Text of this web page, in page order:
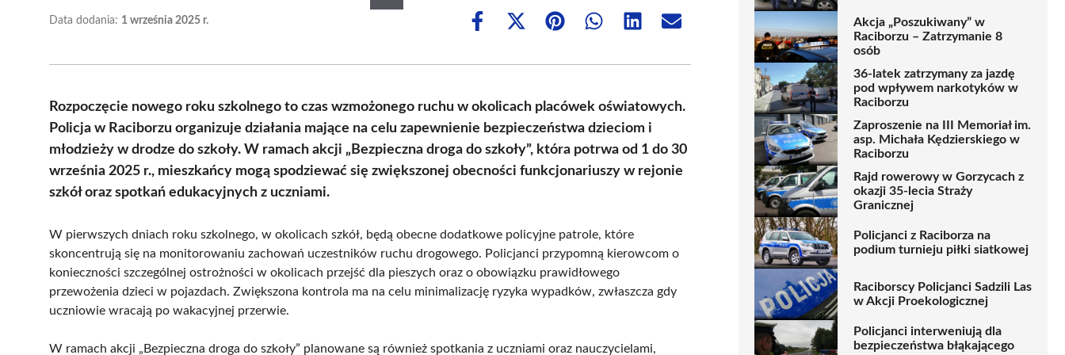
Data dodania: 1 września 2025 r.
Share
Share
(Twitter)
Share Share Share Share
Rozpoczęcie nowego roku szkolnego to czas wzmożonego ruchu w okolicach placówek oświatowych.
Policja w Raciborzu organizuje działania mające na celu zapewnienie bezpieczeństwa dzieciom i
młodzieży w drodze do szkoły. W ramach akcji „Bezpieczna droga do szkoły”, która potrwa od 1 do 30
września 2025 r., mieszkańcy mogą spodziewać się zwiększonej obecności funkcjonariuszy w rejonie
szkół oraz spotkań edukacyjnych z uczniami.
W pierwszych dniach roku szkolnego, w okolicach szkół, będą obecne dodatkowe policyjne patrole, które
skoncentrują się na monitorowaniu zachowań uczestników ruchu drogowego. Policjanci przypomną kierowcom o
konieczności szczególnej ostrożności w okolicach przejść dla pieszych oraz o obowiązku prawidłowego
przewożenia dzieci w pojazdach. Zwiększona kontrola ma na celu minimalizację ryzyka wypadków, zwłaszcza gdy
uczniowie wracają po wakacyjnej przerwie.
W ramach akcji „Bezpieczna droga do szkoły” planowane są również spotkania z uczniami oraz nauczycielami,
Akcja „Poszukiwany” w
Raciborzu – Zatrzymanie 8
osób
36-latek zatrzymany za jazdę
pod wpływem narkotyków w
Raciborzu
Zaproszenie na III Memoriał im.
asp. Michała Kędzierskiego w
Raciborzu
Rajd rowerowy w Gorzycach z
okazji 35-lecia Straży
Granicznej
Policjanci z Raciborza na
podium turnieju piłki siatkowej
Raciborscy Policjanci Sadzili Las
w Akcji Proekologicznej
Policjanci interweniują dla
bezpieczeństwa błąkającego